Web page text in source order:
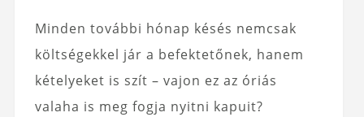
Minden további hónap késés nemcsak
költségekkel jár a befektetőnek, hanem
kételyeket is szít – vajon ez az óriás
valaha is meg fogja nyitni kapuit?